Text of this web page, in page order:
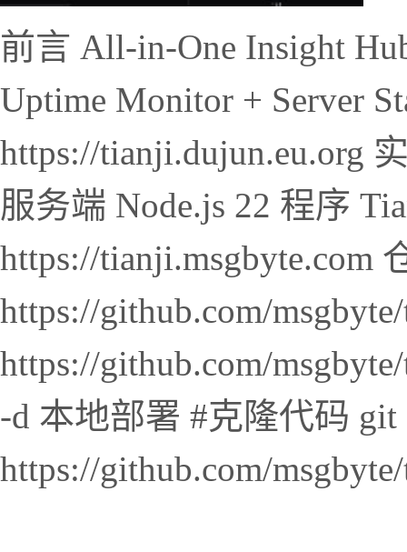
前言 All-in-One Insight
Uptime Monitor + Server
https://tianji.dujun.eu.org
服务端 Node.js 22 程序
https://tianji.msgbyte.com
https://github.com/
https://github.com/
-d 本地部署 #克隆代码 git
https://github.com/